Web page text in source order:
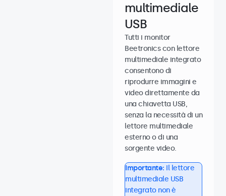
multimediale
USB
Tutti i monitor
Beetronics con lettore
multimediale integrato
consentono di
riprodurre immagini e
video direttamente da
una chiavetta USB,
senza la necessità di un
lettore multimediale
esterno o di una
sorgente video.
Importante: Il lettore
multimediale USB
integrato non è